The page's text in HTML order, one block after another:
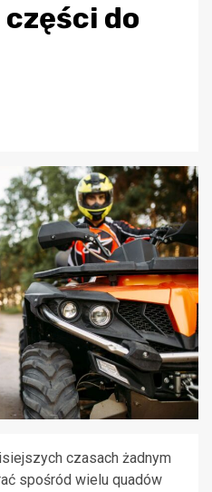
do
czasach żadnym
spośród wielu quadów